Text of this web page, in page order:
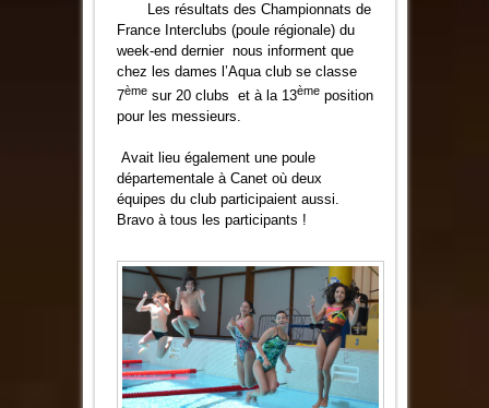
Classement
Championnats
de
Interclubs
(poule
Les résultats des Championnats de
France Interclubs (poule régionale) du
week-end dernier nous informent que
chez les dames l’Aqua club se classe
7èmesur 20 clubs et à la 13èmeposition
pour les messieurs.
Avait lieu également une poule
départementale à Canet où deux
équipes du club participaient aussi.
Bravo à tous les participants !